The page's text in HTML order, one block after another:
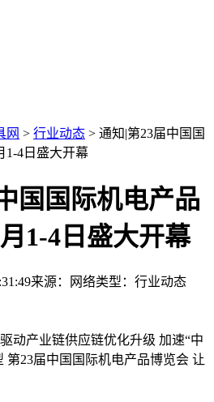
网 > 行业动态 > 通知|第23届中国国
1-4日盛大开幕
国国际机电产品
1-4日盛大开幕
来源：网络类型： 行业动态
动产业链供应链优化升级 加速“中
第23届中国国际机电产品博览会 让